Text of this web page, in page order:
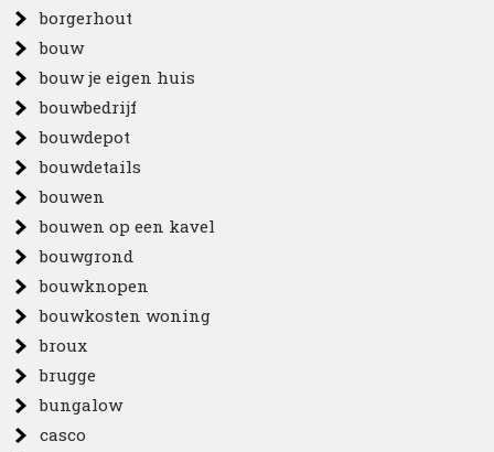
borgerhout
bouw
bouw je eigen huis
bouwbedrijf
bouwdepot
bouwdetails
bouwen
bouwen op een kavel
bouwgrond
bouwknopen
bouwkosten woning
broux
brugge
bungalow
casco